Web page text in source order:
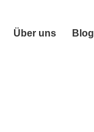
Über uns Blog